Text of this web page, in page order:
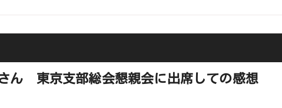
ん 東京支部総会懇親会に出席しての感想